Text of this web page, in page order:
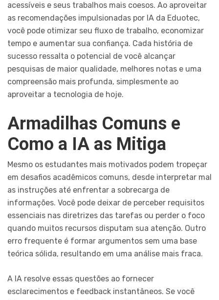
acessíveis e seus trabalhos mais coesos. Ao aproveitar
as recomendações impulsionadas por IA da Eduotec,
você pode otimizar seu fluxo de trabalho, economizar
tempo e aumentar sua confiança. Cada história de
sucesso ressalta o potencial de você alcançar
pesquisas de maior qualidade, melhores notas e uma
compreensão mais profunda, simplesmente ao
aproveitar a tecnologia de hoje.
Armadilhas Comuns e
Como a IA as Mitiga
Mesmo os estudantes mais motivados podem tropeçar
em desafios acadêmicos comuns, desde interpretar mal
as instruções até enfrentar a sobrecarga de
informações. Você pode deixar de perceber requisitos
essenciais nas diretrizes das tarefas ou perder o foco
quando muitos recursos disputam sua atenção. Outro
erro frequente é formar argumentos sem uma base
teórica sólida, resultando em uma análise mais fraca.
A IA resolve essas questões ao fornecer
esclarecimentos e feedback instantâneos. Se você